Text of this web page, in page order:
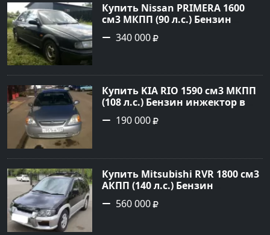
Купить Nissan PRIMERA 1600
см3 МКПП (90 л.с.) Бензин
инжектор в Петровская: цвет
Зеленый Седан 1994 года по
Авторынок23
340 000
Купить KIA RIO 1590 см3 МКПП
(108 л.с.) Бензин инжектор в
Краснодар: цвет серебристый
Седан 2004 года по цене 190000
190 000
Купить Mitsubishi RVR 1800 см3
АКПП (140 л.с.) Бензин
инжектор в Троицкая : цвет
Черный Минивэн 1998 года по
560 000